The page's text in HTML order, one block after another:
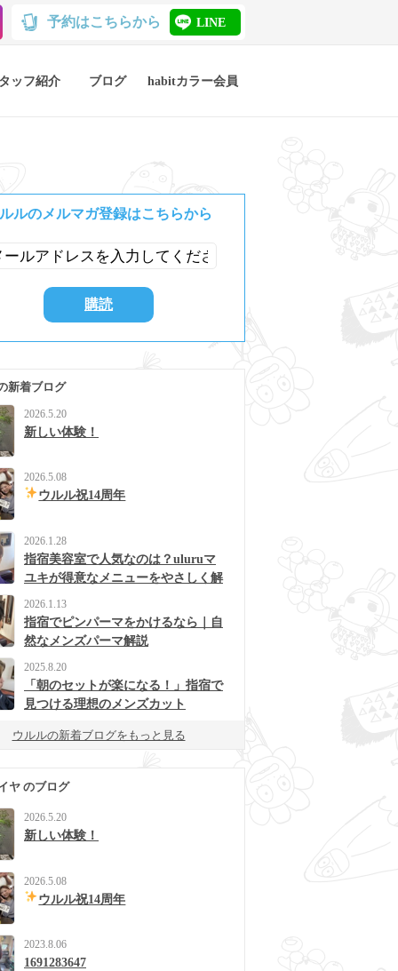
予約はこちらから LINE
ッフ紹介 ブログ habitカラー会員
ルのメルマガ登録はこちらから
新着ブログ
2026.5.20
新しい体験！
2026.5.08
ウルル祝14周年
2026.1.28
指宿美容室で人気なのは？uluruマ
ユキが得意なメニューをやさしく解
2026.1.13
指宿でピンパーマをかけるなら｜自
然なメンズパーマ解説
2025.8.20
「朝のセットが楽になる！」指宿で
見つける理想のメンズカット
ウルルの新着ブログをもっと見る
ヤ のブログ
2026.5.20
新しい体験！
2026.5.08
ウルル祝14周年
2023.8.06
1691283647